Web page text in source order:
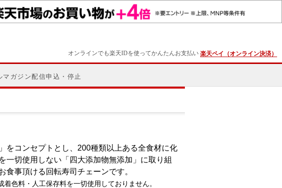
オンラインでも楽天IDを使ってかんたんお支払い 楽天ペイ（オンライン決済）
マガジン配信申込・停止
をコンセプトとし、200種類以上ある全食材に化
一切使用しない「四大添加物無添加」に取り組
事頂ける回転寿司チェーンです。
色料・人工保存料を一切使用しておりません。